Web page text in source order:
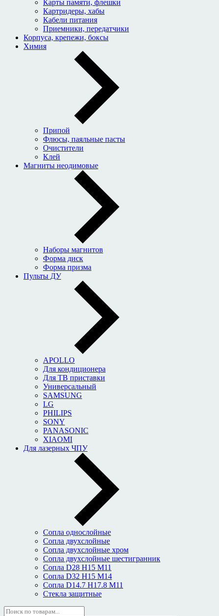
Карты памяти, флешки
Картридеры, хабы
Кабели питания
Приемники, передатчики
Корпуса, крепежи, боксы
Химия
Припой
Флюсы, паяльные пасты
Очистители
Клей
Магниты неодимовые
Наборы магнитов
Форма диск
Форма призма
Пульты ДУ
APOLLO
Для кондиционера
Для ТВ приставки
Универсальный
SAMSUNG
LG
PHILIPS
SONY
PANASONIC
XIAOMI
Для лазерных ЧПУ
Сопла однослойные
Сопла двухслойные
Сопла двухслойные хром
Сопла двухслойные шестигранник
Сопла D28 H15 M11
Сопла D32 H15 M14
Сопла D14.7 H17.8 M11
Стекла защитные